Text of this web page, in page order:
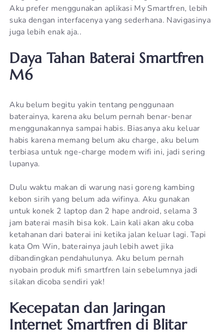
Aku prefer menggunakan aplikasi My Smartfren, lebih
suka dengan interfacenya yang sederhana. Navigasinya
juga lebih enak aja..
Daya Tahan Baterai Smartfren
M6
Aku belum begitu yakin tentang penggunaan
baterainya, karena aku belum pernah benar-benar
menggunakannya sampai habis. Biasanya aku keluar
habis karena memang belum aku charge, aku belum
terbiasa untuk nge-charge modem wifi ini, jadi sering
lupanya.
Dulu waktu makan di warung nasi goreng kambing
kebon sirih yang belum ada wifinya. Aku gunakan
untuk konek 2 laptop dan 2 hape android, selama 3
jam baterai masih bisa kok. Lain kali akan aku coba
ketahanan dari baterai ini ketika jalan keluar lagi. Tapi
kata Om Win, baterainya jauh lebih awet jika
dibandingkan pendahulunya. Aku belum pernah
nyobain produk mifi smartfren lain sebelumnya jadi
silakan dicoba sendiri yak!
Kecepatan dan Jaringan
Internet Smartfren di Blitar